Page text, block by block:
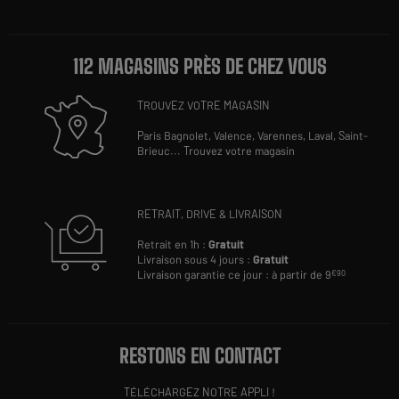
112 MAGASINS PRÈS DE CHEZ VOUS
TROUVEZ VOTRE MAGASIN
Paris Bagnolet,Valence,Varennes, Laval,Saint-
Brieuc...Trouvez votre magasin
RETRAIT, DRIVE & LIVRAISON
Retrait en 1h :Gratuit
Livraison sous 4 jours :Gratuit
Livraison garantie ce jour : à partir de 9€90
RESTONS EN CONTACT
TÉLÉCHARGEZ NOTRE APPLI !